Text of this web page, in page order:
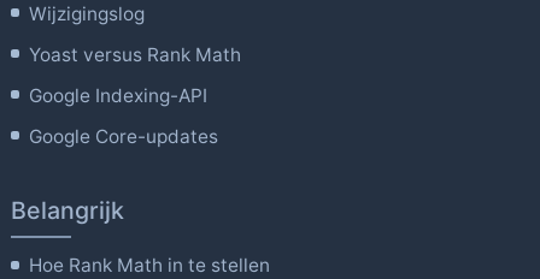
Wijzigingslog
Yoast versus Rank Math
Google Indexing-API
Google Core-updates
Belangrijk
Hoe Rank Math in te stellen